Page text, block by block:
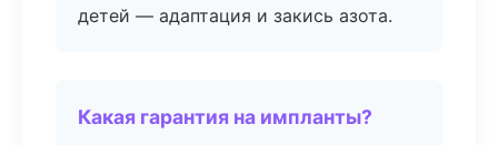
детей — адаптация и закись азота.
Какая гарантия на импланты?